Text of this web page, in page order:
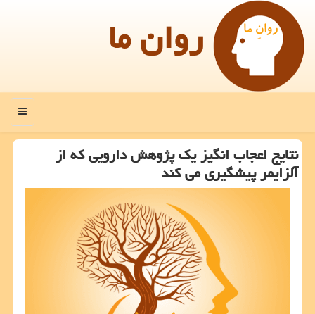
روان ما
منو
نتایج اعجاب انگیز یک پژوهش دارویی که از
آلزایمر پیشگیری می کند